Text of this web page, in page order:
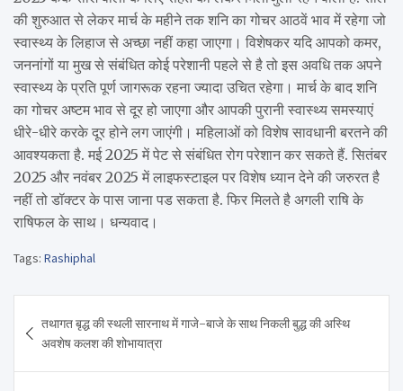
की शुरुआत से लेकर मार्च के महीने तक शनि का गोचर आठवें भाव में रहेगा जो
स्वास्थ्य के लिहाज से अच्छा नहीं कहा जाएगा। विशेषकर यदि आपको कमर,
जननांगों या मुख से संबंधित कोई परेशानी पहले से है तो इस अवधि तक अपने
स्वास्थ्य के प्रति पूर्ण जागरूक रहना ज्यादा उचित रहेगा। मार्च के बाद शनि
का गोचर अष्टम भाव से दूर हो जाएगा और आपकी पुरानी स्वास्थ्य समस्याएं
धीरे-धीरे करके दूर होने लग जाएंगी। महिलाओं को विशेष सावधानी बरतने की
आवश्यकता है. मई 2025 में पेट से संबंधित रोग परेशान कर सकते हैं. सितंबर
2025 और नवंबर 2025 में लाइफस्टाइल पर विशेष ध्यान देने की जरुरत है
नहीं तो डॉक्टर के पास जाना पड सकता है. फिर मिलते है अगली राषि के
राषिफल के साथ। धन्यवाद।
Tags: Rashiphal
navigation
तथागत बृद्ध की स्थली सारनाथ में गाजे-बाजे के साथ निकली बुद्ध की अस्थि
अवशेष कलश की शोभायात्रा